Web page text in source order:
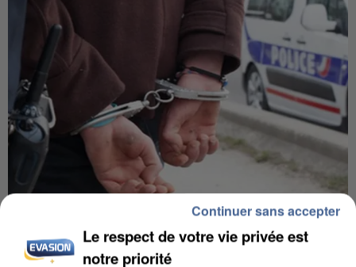
L’UN DES FONDATEURS SUPPOSÉS DE LA DZ
MAFIA INTERPELLÉ EN ALGÉRIE
Le respect de votre vie privée est
notre priorité
Continuer sans accepter